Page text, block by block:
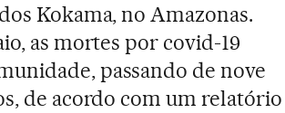
Kokama, no Amazonas.
as mortes por covid-19
passando de nove
de acordo com um relatório